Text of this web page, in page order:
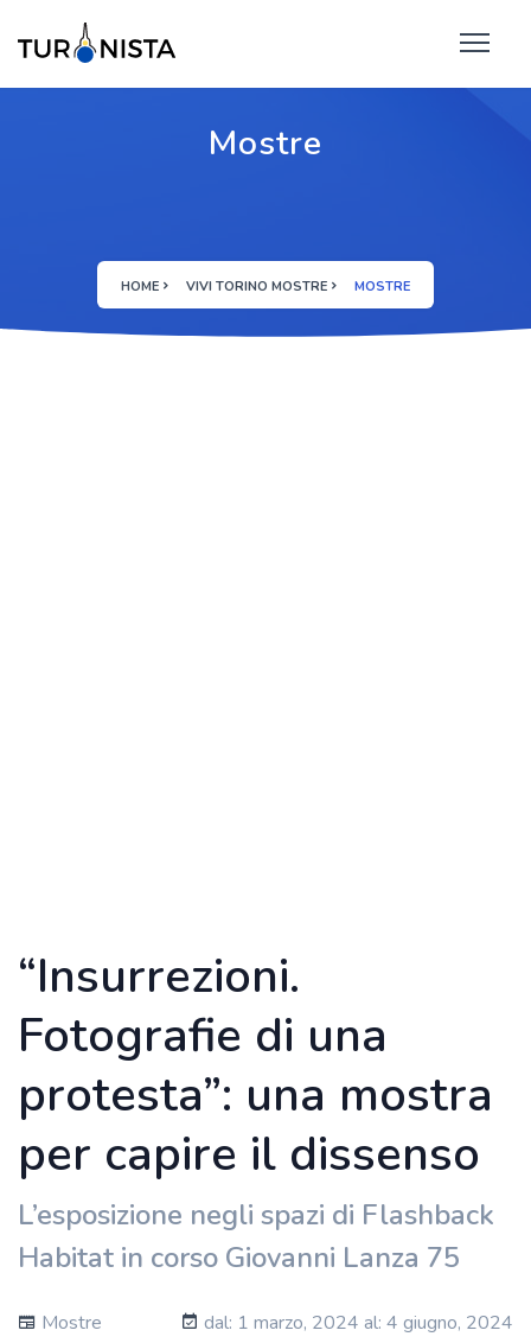
Mostre
HOME VIVI TORINO MOSTRE MOSTRE
“Insurrezioni.
Fotografie di una
protesta”: una mostra
per capire il dissenso
L’esposizione negli spazi di Flashback
Habitat in corso Giovanni Lanza 75
Mostre dal: 1 marzo, 2024 al: 4 giugno, 2024